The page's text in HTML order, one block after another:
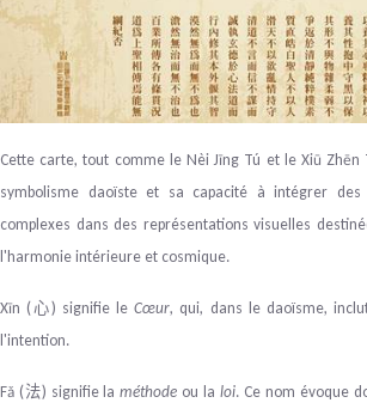
Cette carte, tout comme le Nèi Jīng Tú et le Xiū Zhēn
symbolisme daoïste et sa capacité à intégrer des
complexes dans des représentations visuelles
l'harmonie intérieure et cosmique.
Xīn (心) signifie leCœur, qui, dans le daoïsme,
l'intention.
Fǎ (法) signifie laméthode ou laloi. Ce nom évoque